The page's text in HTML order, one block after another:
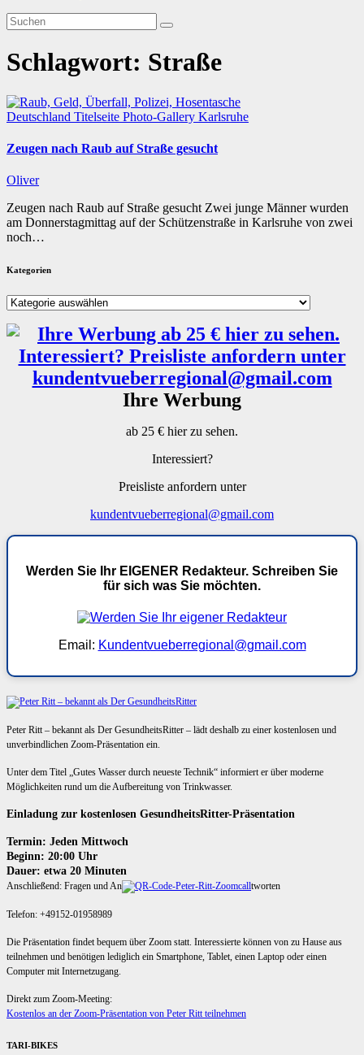
Schlagwort: Straße
Deutschland Titelseite Photo-Gallery Karlsruhe
Zeugen nach Raub auf Straße gesucht
Oliver
Zeugen nach Raub auf Straße gesucht Zwei junge Männer wurden
am Donnerstagmittag auf der Schützenstraße in Karlsruhe von zwei
noch…
Kategorien
Kategorien
Ihre Werbung
ab 25 € hier zu sehen.
Interessiert?
Preisliste anfordern unter
kundentvueberregional@gmail.com
Werden Sie Ihr EIGENER Redakteur. Schreiben Sie
für sich was Sie möchten.
Email: Kundentvueberregional@gmail.com
Peter Ritt – bekannt als Der GesundheitsRitter – lädt deshalb zu einer kostenlosen und
unverbindlichen Zoom-Präsentation ein.
Unter dem Titel „Gutes Wasser durch neueste Technik“ informiert er über moderne
Möglichkeiten rund um die Aufbereitung von Trinkwasser.
Einladung zur kostenlosen GesundheitsRitter-Präsentation
Termin: Jeden Mittwoch
Beginn: 20:00 Uhr
Dauer: etwa 20 Minuten
Anschließend: Fragen und An tworten
Telefon: +49152-01958989
Die Präsentation findet bequem über Zoom statt. Interessierte können von zu Hause aus
teilnehmen und benötigen lediglich ein Smartphone, Tablet, einen Laptop oder einen
Computer mit Internetzugang.
Direkt zum Zoom-Meeting:
Kostenlos an der Zoom-Präsentation von Peter Ritt teilnehmen
TARI-BIKES